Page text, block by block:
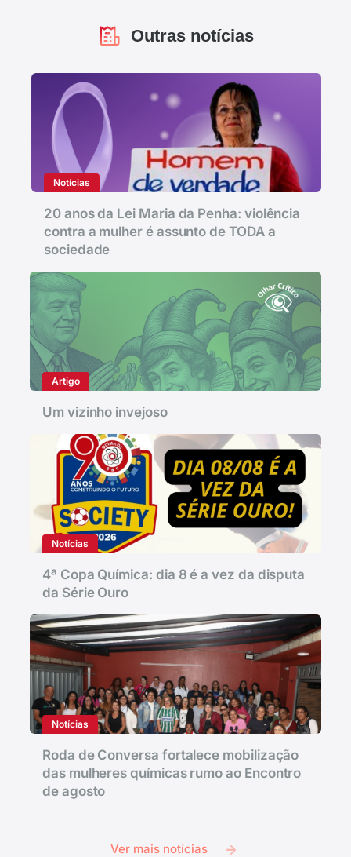
Outras notícias
Notícias
20 anos da Lei Maria da Penha: violência
contra a mulher é assunto de TODA a
sociedade
Artigo
Um vizinho invejoso
Notícias
4ª Copa Química: dia 8 é a vez da disputa
da Série Ouro
Notícias
Roda de Conversa fortalece mobilização
das mulheres químicas rumo ao Encontro
de agosto
Ver mais notícias